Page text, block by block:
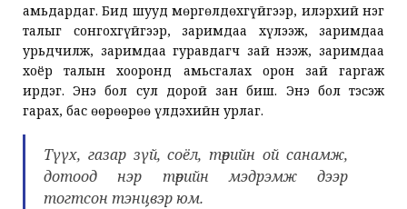
амьдардаг. Бид шууд мөргөлдөхгүйгээр, илэрхий нэг
талыг сонгохгүйгээр, заримдаа хүлээж, заримдаа
урьдчилж, заримдаа гуравдагч зай нээж, заримдаа
хоёр талын хооронд амьсгалах орон зай гаргаж
ирдэг. Энэ бол сул дорой зан биш. Энэ бол тэсэж
гарах, бас өөрөөрөө үлдэхийн урлаг.
Түүх, газар зүй, соёл, төрийн ой санамж,
дотоод нэр төрийн мэдрэмж дээр
тогтсон тэнцвэр юм.